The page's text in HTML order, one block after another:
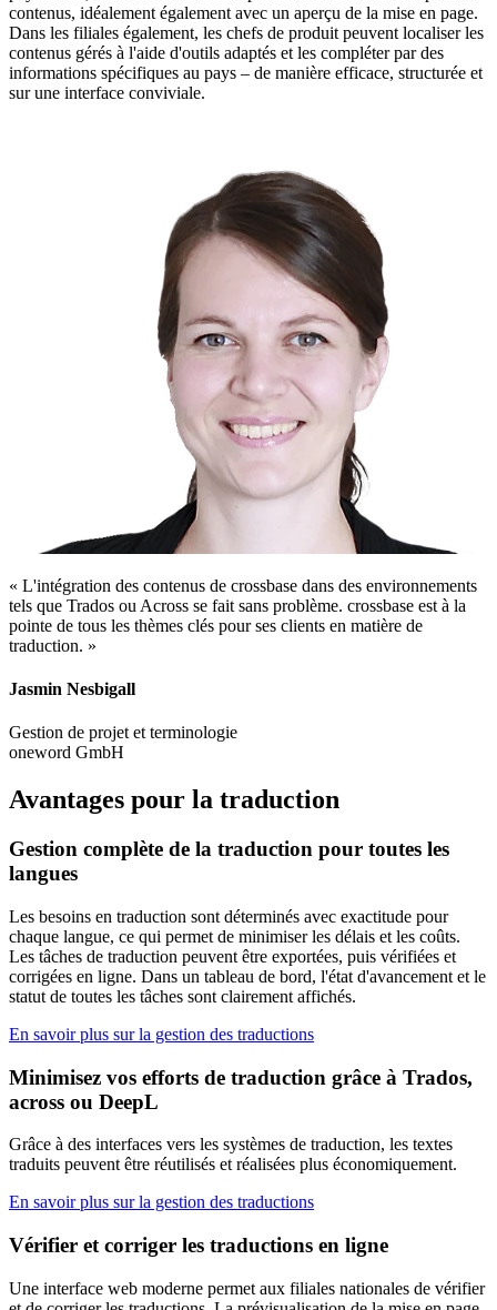
contenus, idéalement également avec un aperçu de la mise en page.
Dans les filiales également, les chefs de produit peuvent localiser les
contenus gérés à l'aide d'outils adaptés et les compléter par des
informations spécifiques au pays – de manière efficace, structurée et
sur une interface conviviale.
« L'intégration des contenus de crossbase dans des environnements
tels que Trados ou Across se fait sans problème. crossbase est à la
pointe de tous les thèmes clés pour ses clients en matière de
traduction. »
Jasmin Nesbigall
Gestion de projet et terminologie
oneword GmbH
Avantages pour la traduction
Gestion complète de la traduction pour toutes les
langues
Les besoins en traduction sont déterminés avec exactitude pour
chaque langue, ce qui permet de minimiser les délais et les coûts.
Les tâches de traduction peuvent être exportées, puis vérifiées et
corrigées en ligne. Dans un tableau de bord, l'état d'avancement et le
statut de toutes les tâches sont clairement affichés.
En savoir plus sur la gestion des traductions
Minimisez vos efforts de traduction grâce à Trados,
across ou DeepL
Grâce à des interfaces vers les systèmes de traduction, les textes
traduits peuvent être réutilisés et réalisées plus économiquement.
En savoir plus sur la gestion des traductions
Vérifier et corriger les traductions en ligne
Une interface web moderne permet aux filiales nationales de vérifier